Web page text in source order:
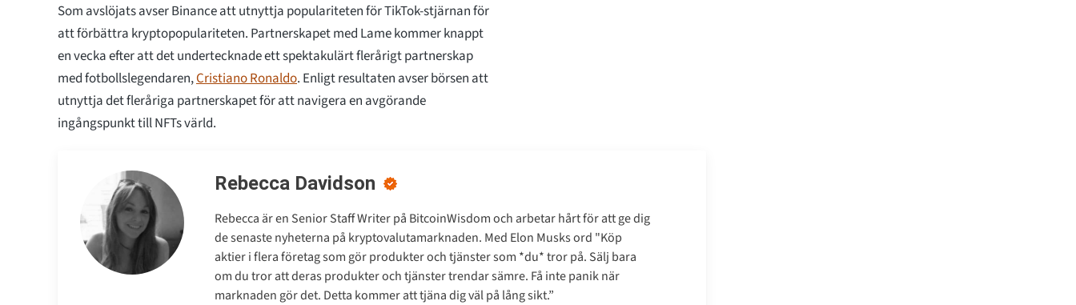
Som avslöjats avser Binance att utnyttja populariteten för TikTok-stjärnan för
att förbättra kryptopopulariteten. Partnerskapet med Lame kommer knappt
en vecka efter att det undertecknade ett spektakulärt flerårigt partnerskap
med fotbollslegendaren,Cristiano Ronaldo. Enligt resultaten avser börsen att
utnyttja det fleråriga partnerskapet för att navigera en avgörande
ingångspunkt till NFTs värld.
Rebecca Davidson
Rebecca är en Senior Staff Writer på BitcoinWisdom och arbetar hårt för att ge dig
de senaste nyheterna på kryptovalutamarknaden. Med Elon Musks ord "Köp
aktier i flera företag som gör produkter och tjänster som *du* tror på. Sälj bara
om du tror att deras produkter och tjänster trendar sämre. Få inte panik när
marknaden gör det. Detta kommer att tjäna dig väl på lång sikt.”